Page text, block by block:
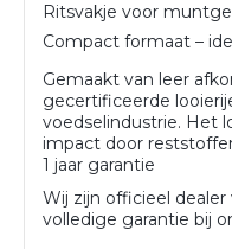
Ritsvakje voor
Compact formaat –
Gemaakt van leer
gecertificeerde
voedselindustrie. Het
impact door
1 jaar garantie
Wij zijn officieel
volledige garantie bij